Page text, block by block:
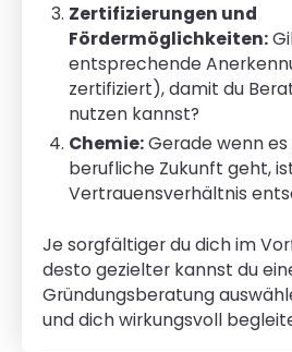
Zertifizierungen und
Fördermöglichkeiten:
entsprechende
zertifiziert), damit du
nutzen kannst?
Chemie:Gerade wenn es
berufliche Zukunft geht,
Vertrauensverhältnis
Je sorgfältiger du dich im
desto gezielter kannst du
Gründungsberatung
und dich wirkungsvoll